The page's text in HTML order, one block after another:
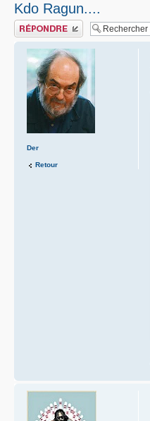
Kdo Ragun....
Publier une réponse
Der
Retour